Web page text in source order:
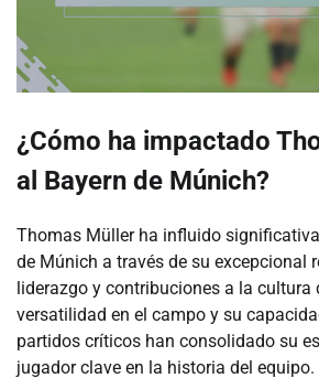
¿Cómo ha impactado
al Bayern de Múnich?
Thomas Müller ha influido
de Múnich a través de su excepcional
liderazgo y contribuciones a la cultura
versatilidad en el campo y su
partidos críticos han consolidado su
jugador clave en la historia del equipo.